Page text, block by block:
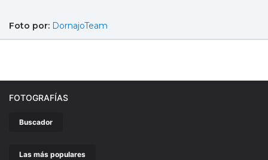
Foto por: DornajoTeam
FOTOGRAFÍAS
Buscador
Las más populares